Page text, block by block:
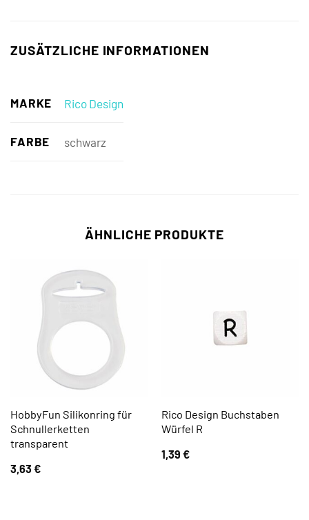
ZUSÄTZLICHE INFORMATIONEN
MARKE Rico Design
FARBE schwarz
ÄHNLICHE PRODUKTE
HobbyFun Silikonring für
Schnullerketten
transparent
3,63 €
Rico Design Buchstaben
Würfel R
1,39 €